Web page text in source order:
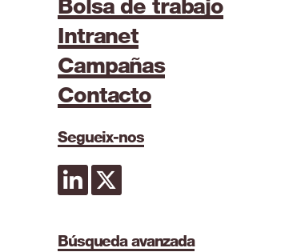
Bolsa de trabajo
Intranet
Campañas
Contacto
Segueix-nos
Búsqueda avanzada